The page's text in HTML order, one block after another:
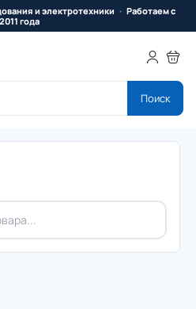
и электротехники
Работаем с
2011 года
Поиск